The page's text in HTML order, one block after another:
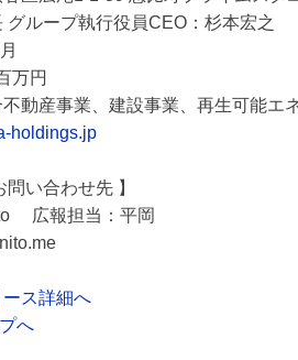
グループ執行役員CEO：杉本宏之
万円
動産事業、建設事業、再生可能エ
holdings.jp
問い合わせ先 】
広報担当：平岡
ス詳細へ
へ